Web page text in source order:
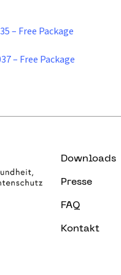
– Free Package
– Free Package
Downloads
Presse
FAQ
Kontakt